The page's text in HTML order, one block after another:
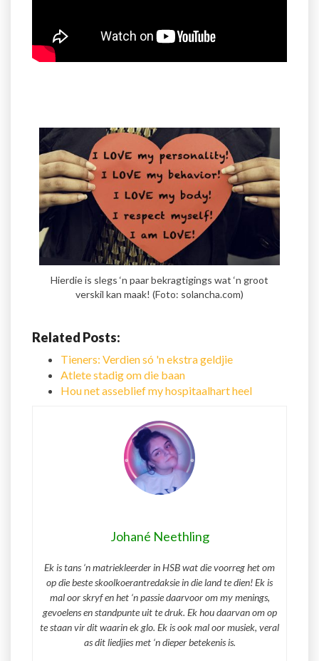
Hierdie is slegs ‘n paar bekragtigings wat ‘n groot
verskil kan maak! (Foto: solancha.com)
Related Posts:
Tieners: Verdien só 'n ekstra geldjie
Atlete stadig om die baan
Hou net asseblief my hospitaalhart heel
Johané Neethling
Ek is tans ‘n matriekleerder in HSB wat die voorreg het om
op die beste skoolkoerantredaksie in die land te dien! Ek is
mal oor skryf en het ‘n passie daarvoor om my menings,
gevoelens en standpunte uit te druk. Ek hou daarvan om op
te staan vir dit waarin ek glo. Ek is ook mal oor musiek, veral
as dit liedjies met ‘n dieper betekenis is.